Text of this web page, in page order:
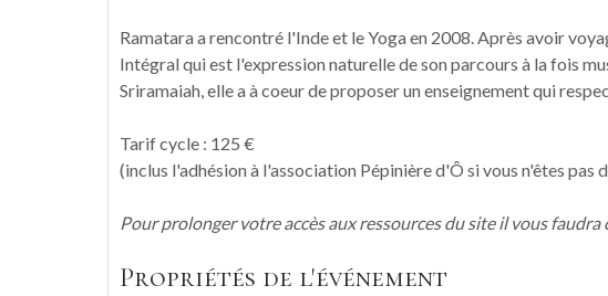
Ramatara a rencontré l'Inde et le Yoga en 2008. Après avoir
Intégral qui est l'expression naturelle de son parcours à la fois
Sriramaiah, elle a à coeur de proposer un enseignement qui
Tarif cycle : 125 €
(inclus l'adhésion à l'association Pépinière d'Ô si vous n'êtes pas
Pour prolonger votre accès aux ressources du site il vous
Propriétés de l'événement